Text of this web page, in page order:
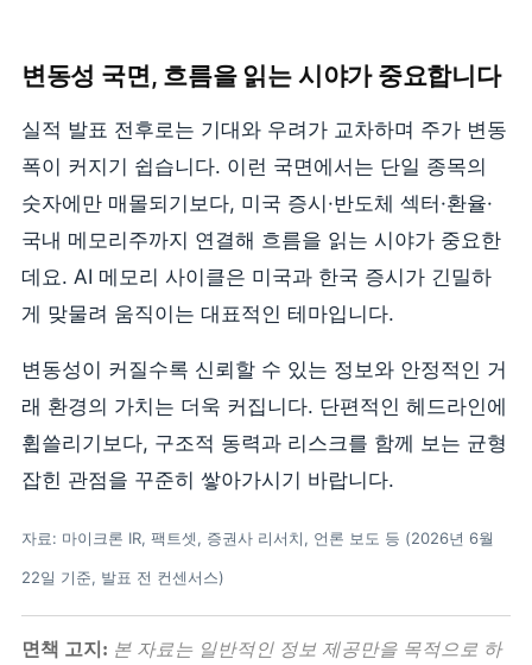
변동성 국면, 흐름을 읽는 시야가 중요합니다
실적 발표 전후로는 기대와 우려가 교차하며 주가 변동
폭이 커지기 쉽습니다. 이런 국면에서는 단일 종목의
숫자에만 매몰되기보다, 미국 증시·반도체 섹터·환율·
국내 메모리주까지 연결해 흐름을 읽는 시야가 중요한
데요. AI 메모리 사이클은 미국과 한국 증시가 긴밀하
게 맞물려 움직이는 대표적인 테마입니다.
변동성이 커질수록 신뢰할 수 있는 정보와 안정적인 거
래 환경의 가치는 더욱 커집니다. 단편적인 헤드라인에
휩쓸리기보다, 구조적 동력과 리스크를 함께 보는 균형
잡힌 관점을 꾸준히 쌓아가시기 바랍니다.
자료: 마이크론 IR, 팩트셋, 증권사 리서치, 언론 보도 등 (2026년 6월
22일 기준, 발표 전 컨센서스)
면책 고지: 본 자료는 일반적인 정보 제공만을 목적으로 하